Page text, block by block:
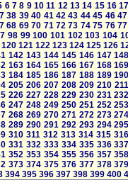
6 7 8 9 10 11 12 13 14 15 16
38 39 40 41 42 43 44 45 46 47
68 69 70 71 72 73 74 75 76 77
98 99 100 101 102 103 104
120 121 122 123 124 125 126
142 143 144 145 146 147
163 164 165 166 167 168
184 185 186 187 188 189
205 206 207 208 209 210 211
226 227 228 229 230 231
247 248 249 250 251 252
268 269 270 271 272 273
289 290 291 292 293 294
310 311 312 313 314 315 316
331 332 333 334 335 336
352 353 354 355 356 357
373 374 375 376 377 378
394 395 396 397 398 399 400